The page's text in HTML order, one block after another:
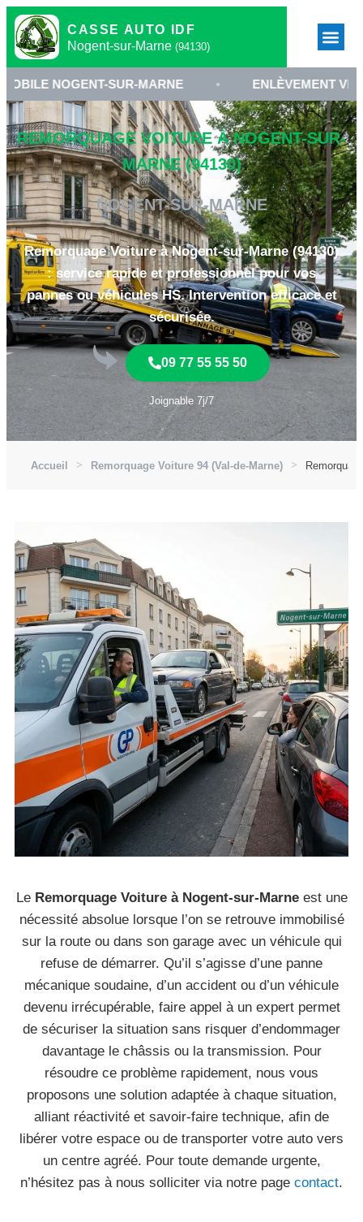
CASSE AUTO IDF
Nogent-sur-Marne (94130)
SUR-MARNE • ENLÈVEMENT VÉHICULE
REMORQUAGE VOITURE À NOGENT-SUR-
MARNE (94130)
NOGENT-SUR-MARNE
Remorquage Voiture à Nogent-sur-Marne (94130)
: service rapide et professionnel pour vos
pannes ou véhicules HS. Intervention efficace et
sécurisée.
09 77 55 55 50
Joignable 7j/7
Accueil Remorquage Voiture 94 (Val-de-Marne)
Le Remorquage Voiture à Nogent-sur-Marneest une
nécessité absolue lorsque l’on se retrouve immobilisé
sur la route ou dans son garage avec un véhicule qui
refuse de démarrer. Qu’il s’agisse d’une panne
mécanique soudaine, d’un accident ou d’un véhicule
devenu irrécupérable, faire appel à un expert permet
de sécuriser la situation sans risquer d’endommager
davantage le châssis ou la transmission. Pour
résoudre ce problème rapidement, nous vous
proposons une solution adaptée à chaque situation,
alliant réactivité et savoir-faire technique, afin de
libérer votre espace ou de transporter votre auto vers
un centre agréé. Pour toute demande urgente,
n’hésitez pas à nous solliciter via notre page contact.